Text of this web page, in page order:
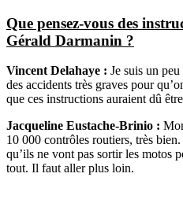
Que pensez-vous des
Gérald Darmanin ?
Vincent Delahaye : Je suis un
des accidents très graves pour
que ces instructions auraient dû
Jacqueline Eustache-Brinio :
10 000 contrôles routiers, très
qu’ils ne vont pas sortir les motos
tout. Il faut aller plus loin.